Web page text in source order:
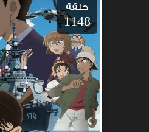
حلقة
1148